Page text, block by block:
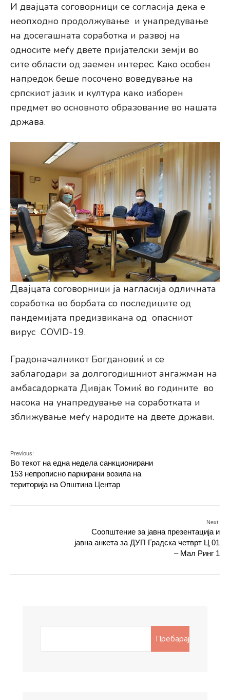
И двајцата соговорници се согласија дека е
неопходно продолжување и унапредување
на досегашната соработка и развој на
односите меѓу двете пријателски земји во
сите области од заемен интерес. Kaко особен
напредок беше посочено воведување на
српскиот јазик и култура како изборен
предмет во основното образование во нашата
држава.
Двајцата соговорници ја нагласија одличната
соработка во борбата со последиците од
пандемијата предизвикана од опасниот
вирус COVID-19.
Градоначалникот Богдановиќ и се
заблагодари за долгогодишниот ангажман на
амбасадорката Дивјак Томиќ во годините во
насока на унапредување на соработката и
зближување меѓу народите на двете држави.
Previous:
Во текот на една недела санкционирани
153 непрописно паркирани возила на
територија на Општина Центар
Next:
Соопштение за јавна презентација и
јавна анкета за ДУП Градска четврт Ц 01
– Мал Ринг 1
Пребарај